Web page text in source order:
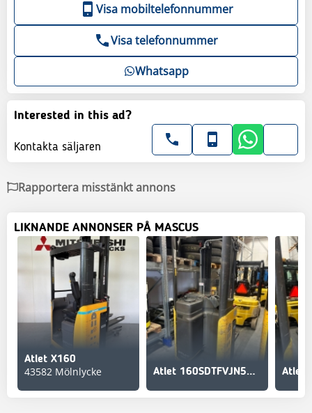
Visa mobiltelefonnummer
Visa telefonnummer
Whatsapp
Interested in this ad?
Kontakta säljaren
Rapportera misstänkt annons
LIKNANDE ANNONSER PÅ MASCUS
Atlet X160
43582 Mölnlycke Atlet 160SDTFVJN540. Ståstaplare